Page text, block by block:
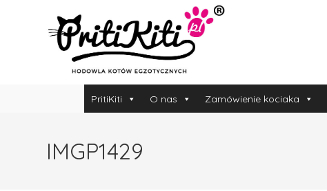
PritiKiti O nas Zamówienie kociaka
IMGP1429